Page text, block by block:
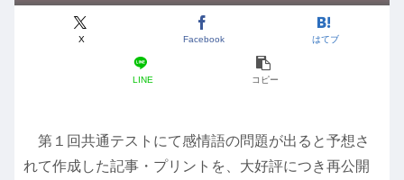
X Facebook はてブ
LINE コピー
第１回共通テストにて感情語の問題が出ると予想さ
れて作成した記事・プリントを、大好評につき再公開